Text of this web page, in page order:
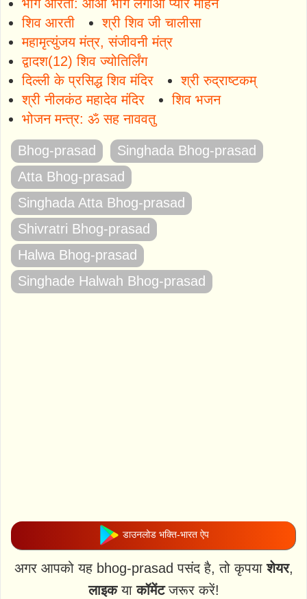
भोग आरती: आओ भोग लगाओ प्यारे मोहन
शिव आरती
श्री शिव जी चालीसा
महामृत्युंजय मंत्र, संजीवनी मंत्र
द्वादश(12) शिव ज्योतिर्लिंग
दिल्ली के प्रसिद्ध शिव मंदिर
श्री रुद्राष्टकम्
श्री नीलकंठ महादेव मंदिर
शिव भजन
भोजन मन्त्र: ॐ सह नाववतु
Bhog-prasad
Singhada Bhog-prasad
Atta Bhog-prasad
Singhada Atta Bhog-prasad
Shivratri Bhog-prasad
Halwa Bhog-prasad
Singhade Halwah Bhog-prasad
डाउनलोड भक्ति-भारत ऐप
अगर आपको यह bhog-prasad पसंद है, तो कृपयाशेयर,
लाइकयाकॉमेंटजरूर करें!